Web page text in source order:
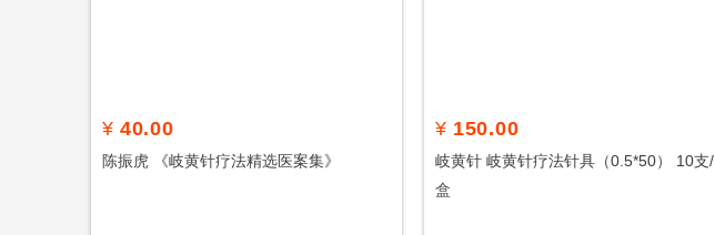
¥ 40.00
陈振虎 《岐黄针疗法精选医案集》
¥ 150.00
岐黄针 岐黄针疗法针具（0.5*50） 10支/
盒